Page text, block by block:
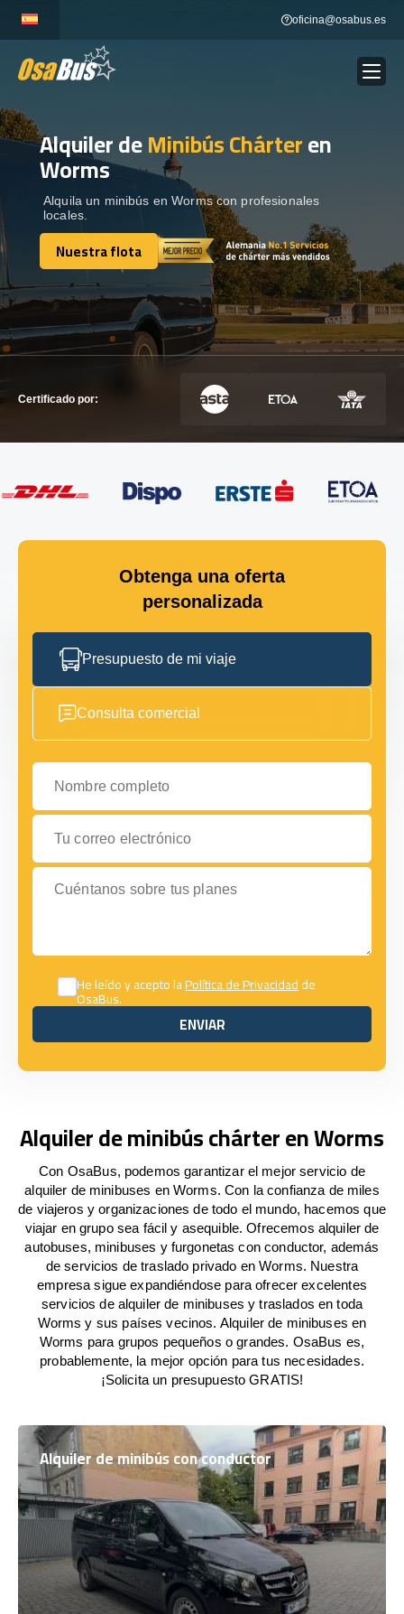
content
oficina@osabus.es
ALQUILER DE AUTOCARES Show dropdown
DESTINOS
RECORRIDAS Show dropdown
Alquiler deMinibús Chárteren
Worms
Alquila un minibús en Worms con profesionales
locales.
Nuestra flota
Nuestra flota
Certificado por:
Obtenga una oferta
personalizada
Presupuesto de mi viaje
Consulta comercial
Nombre completo
Tu correo electrónico
Cuéntanos sobre tus planes
He leído y acepto laPolítica de Privacidadde
OsaBus.
ENVIAR
ENVIAR
Alquiler de minibús chárter en Worms
Con OsaBus, podemos garantizar el mejor servicio de
alquiler de minibuses en Worms. Con la confianza de miles
de viajeros y organizaciones de todo el mundo, hacemos que
viajar en grupo sea fácil y asequible. Ofrecemos alquiler de
autobuses, minibuses y furgonetas con conductor, además
de servicios de traslado privado en Worms. Nuestra
empresa sigue expandiéndose para ofrecer excelentes
servicios de alquiler de minibuses y traslados en toda
Worms y sus países vecinos. Alquiler de minibuses en
Worms para grupos pequeños o grandes. OsaBus es,
probablemente, la mejor opción para tus necesidades.
¡Solicita un presupuesto GRATIS!
Alquiler de minibús con conductor